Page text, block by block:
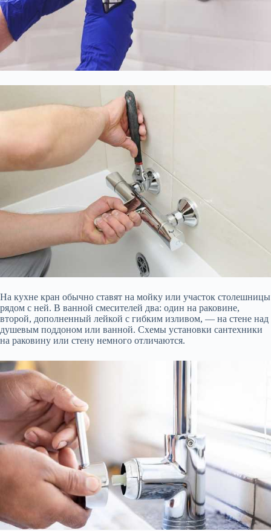
На кухне кран обычно ставят на мойку или участок столешницы
рядом с ней. В ванной смесителей два: один на раковине,
второй, дополненный лейкой с гибким изливом, — на стене над
душевым поддоном или ванной. Схемы установки сантехники
на раковину или стену немного отличаются.